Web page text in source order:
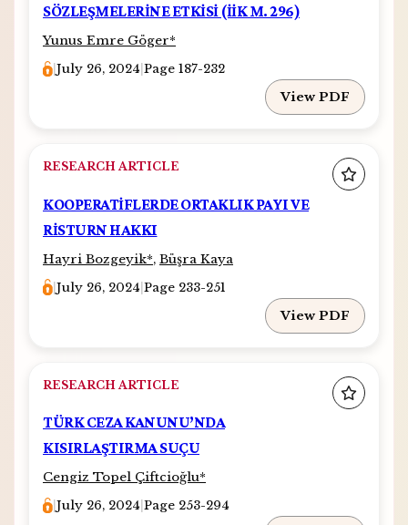
SÖZLEŞMELERİNE ETKİSİ (İİK M. 296)
Yunus Emre Göger*
|July 26, 2024 |Page 187-232
View PDF
RESEARCH ARTICLE
KOOPERATİFLERDE ORTAKLIK PAYI VE
RİSTURN HAKKI
Hayri Bozgeyik*, Büşra Kaya
|July 26, 2024 |Page 233-251
View PDF
RESEARCH ARTICLE
TÜRK CEZA KANUNU’NDA
KISIRLAŞTIRMA SUÇU
Cengiz Topel Çiftcioğlu*
|July 26, 2024 |Page 253-294